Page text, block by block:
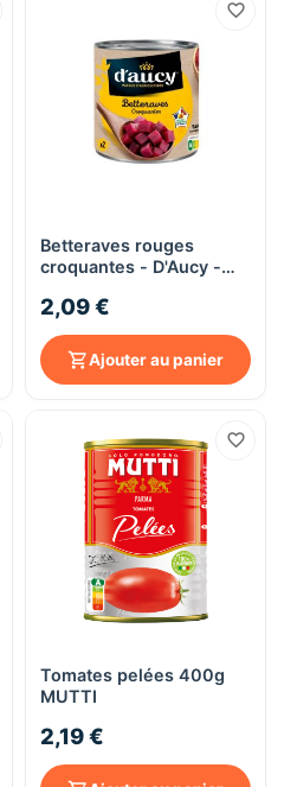
Betteraves rouges
croquantes - D'Aucy -
2,09 €
Ajouter au panier
Tomates pelées 400g
MUTTI
2,19 €